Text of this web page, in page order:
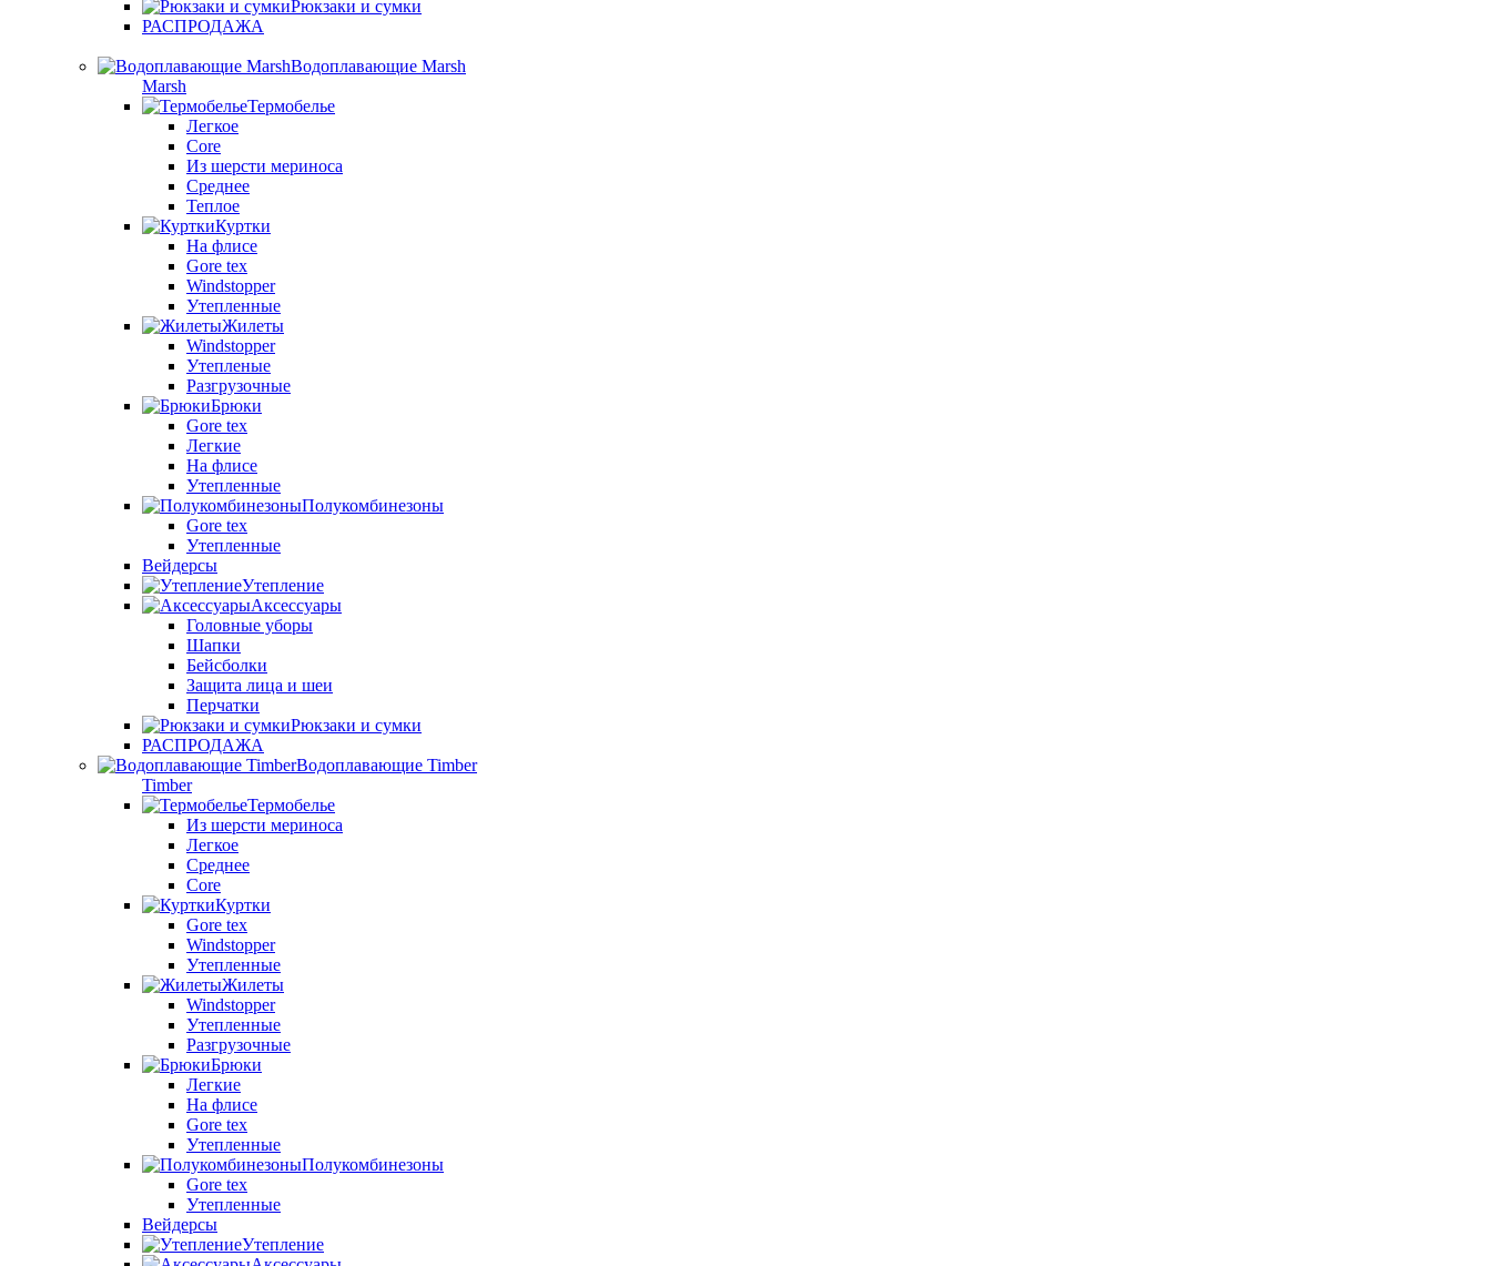
Рюкзаки и сумки
РАСПРОДАЖА
Водоплавающие Marsh
Marsh
Термобелье
Легкое
Core
Из шерсти мериноса
Среднее
Теплое
Куртки
На флисе
Gore tex
Windstopper
Утепленные
Жилеты
Windstopper
Утепленые
Разгрузочные
Брюки
Gore tex
Легкие
На флисе
Утепленные
Полукомбинезоны
Gore tex
Утепленные
Вейдерсы
Утепление
Аксессуары
Головные уборы
Шапки
Бейсболки
Защита лица и шеи
Перчатки
Рюкзаки и сумки
РАСПРОДАЖА
Водоплавающие Timber
Timber
Термобелье
Из шерсти мериноса
Легкое
Среднее
Core
Куртки
Gore tex
Windstopper
Утепленные
Жилеты
Windstopper
Утепленные
Разгрузочные
Брюки
Легкие
На флисе
Gore tex
Утепленные
Полукомбинезоны
Gore tex
Утепленные
Вейдерсы
Утепление